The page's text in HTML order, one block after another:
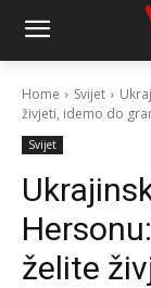
Home Svijet
živjeti, idemo do
Svijet
želite